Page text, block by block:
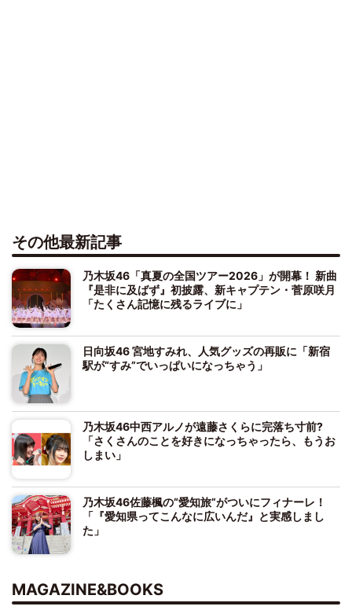
その他最新記事
乃木坂46「真夏の全国ツアー2026」が開幕！ 新曲
『是非に及ばず』初披露、新キャプテン・菅原咲月
「たくさん記憶に残るライブに」
日向坂46 宮地すみれ、人気グッズの再販に「新宿
駅が“すみ”でいっぱいになっちゃう」
乃木坂46中西アルノが遠藤さくらに完落ち寸前?
「さくさんのことを好きになっちゃったら、もうお
しまい」
乃木坂46佐藤楓の“愛知旅”がついにフィナーレ！
「『愛知県ってこんなに広いんだ』と実感しまし
た」
MAGAZINE&BOOKS